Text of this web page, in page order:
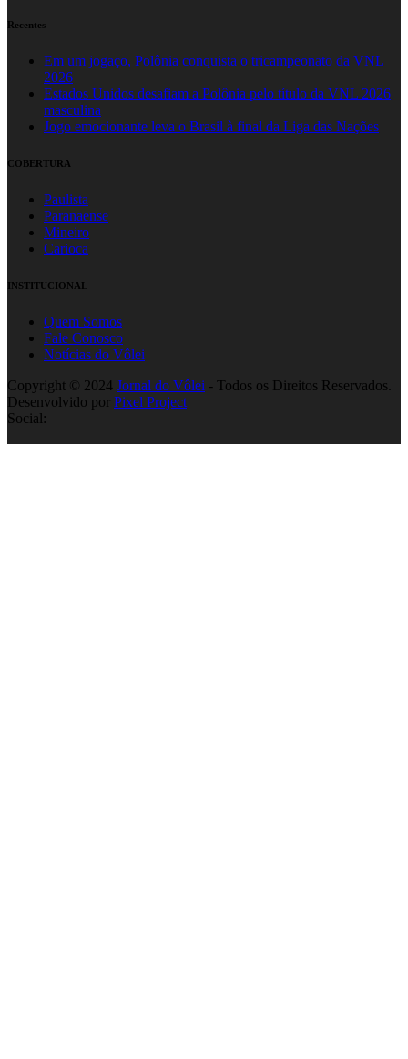
Recentes
Em um jogaço, Polônia conquista o tricampeonato da VNL
2026
Estados Unidos desafiam a Polônia pelo título da VNL 2026
masculina
Jogo emocionante leva o Brasil à final da Liga das Nações
COBERTURA
Paulista
Paranaense
Mineiro
Carioca
INSTITUCIONAL
Quem Somos
Fale Conosco
Notícias do Vôlei
Copyright © 2024 Jornal do Vôlei - Todos os Direitos Reservados.
Desenvolvido por Pixel Project
Social: